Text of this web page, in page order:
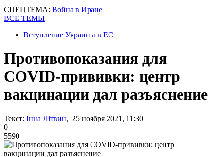
СПЕЦТЕМА: Война в Иране
ВСЕ ТЕМЫ
Вступление Украины в ЕС
Противопоказания для
COVID-прививки: центр
вакцинации дал разъяснение
Текст: Інна Літвин, 25 ноября 2021, 11:30
0
5590